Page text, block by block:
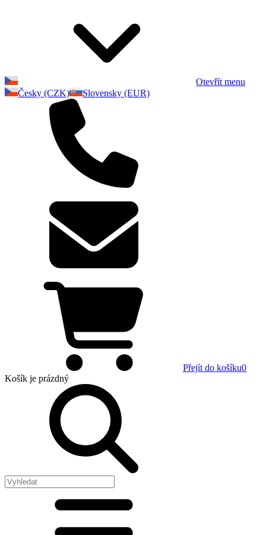
Otevřít menu
Česky (CZK)
Slovensky (EUR)
Přejít do košíku0
Košík je prázdný